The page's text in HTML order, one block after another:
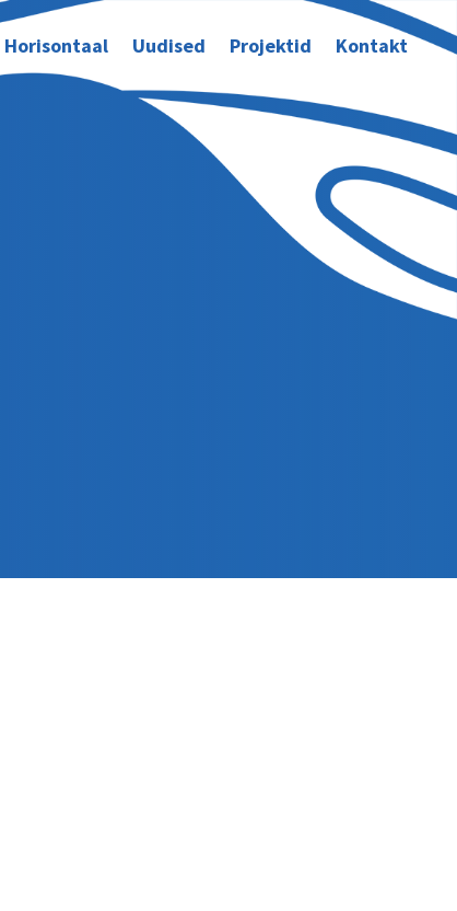
Horisontaal Uudised Projektid Kontakt